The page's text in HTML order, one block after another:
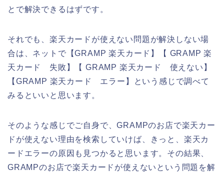
とで解決できるはずです。
それでも、楽天カードが使えない問題が解決しない場
合は、ネットで【GRAMP 楽天カード】【 GRAMP 楽
天カード 失敗】【 GRAMP 楽天カード 使えない】
【GRAMP 楽天カード エラー】という感じで調べて
みるといいと思います。
そのような感じでご自身で、GRAMPのお店で楽天カー
ドが使えない理由を検索していけば、きっと、楽天カ
ードエラーの原因も見つかると思います。その結果、
GRAMPのお店で楽天カードが使えないという問題を解